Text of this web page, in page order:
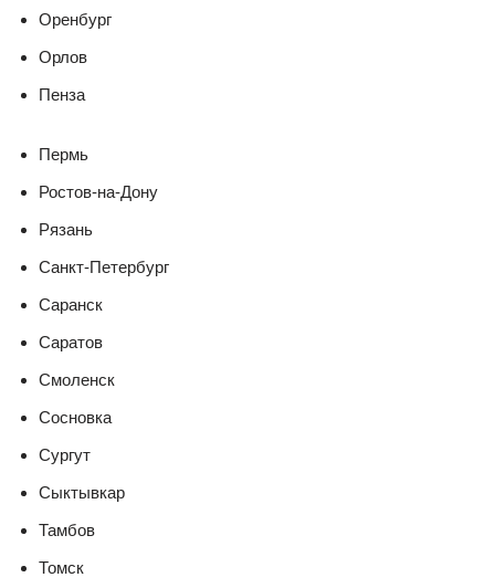
Оренбург
Орлов
Пенза
Пермь
Ростов-на-Дону
Рязань
Санкт-Петербург
Саранск
Саратов
Смоленск
Сосновка
Сургут
Сыктывкар
Тамбов
Томск